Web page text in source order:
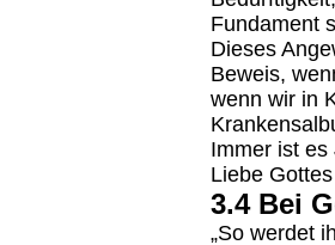
Fundament
Dieses
Beweis,
wenn wir in
Immer ist
Liebe
3.4 Bei
„So werdet